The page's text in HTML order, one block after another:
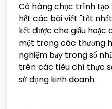
Có hàng chục trình tạo
hết các bài viết "tốt
kết được che giấu hoặc
một trong các thương
nghiệm bảy trong số
trên các tiêu chí thực
sử dụng kinh doanh.